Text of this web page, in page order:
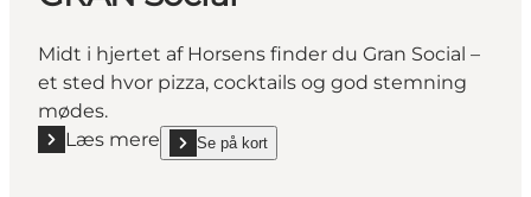
Midt i hjertet af Horsens finder du Gran Social –
et sted hvor pizza, cocktails og god stemning
mødes.
Læs mere
Læs mere "GRAN Social"
Se på kort
show GRAN Social on_map